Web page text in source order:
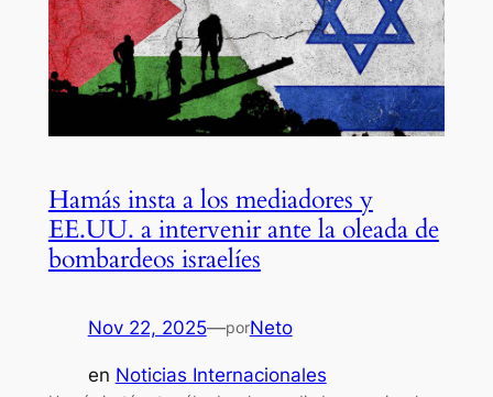
Hamás insta a los mediadores y
EE.UU. a intervenir ante la oleada de
bombardeos israelíes
Nov 22, 2025—porNeto
en Noticias Internacionales